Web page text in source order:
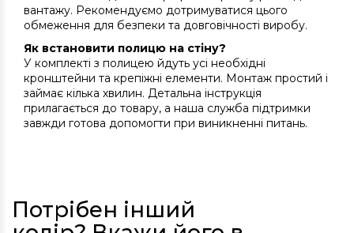
вантажу. Рекомендуємо дотримуватися цього
обмеження для безпеки та довговічності виробу.
Як встановити полицю на стіну?
У комплекті з полицею йдуть усі необхідні
кронштейни та крепіжні елементи. Монтаж простий і
займає кілька хвилин. Детальна інструкція
прилагається до товару, а наша служба підтримки
завжди готова допомогти при виникненні питань.
Потрібен інший